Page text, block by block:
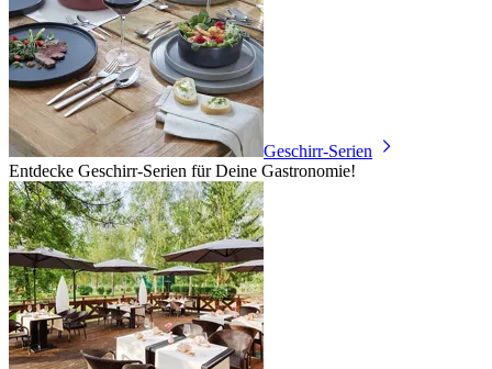
Geschirr-Serien
Entdecke Geschirr-Serien für Deine Gastronomie!